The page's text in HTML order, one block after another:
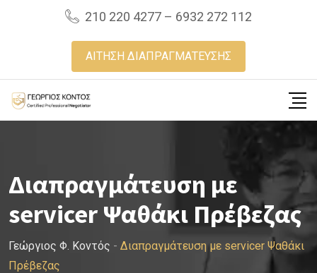
210 220 4277 – 6932 272 112
ΑΙΤΗΣΗ ΔΙΑΠΡΑΓΜΑΤΕΥΣΗΣ
Διαπραγμάτευση με
servicer Ψαθάκι Πρέβεζας
Γεώργιος Φ. Κοντός - Διαπραγμάτευση με servicer Ψαθάκι
Πρέβεζας